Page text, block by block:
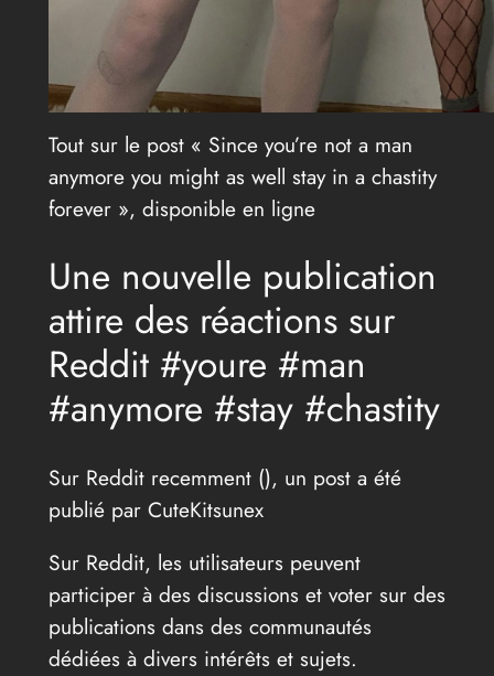
Tout sur le post « Since you’re not a man
anymore you might as well stay in a chastity
forever », disponible en ligne
Une nouvelle publication
attire des réactions sur
Reddit #youre #man
#anymore #stay #chastity
Sur Reddit recemment (), un post a été
publié par CuteKitsunex
Sur Reddit, les utilisateurs peuvent
participer à des discussions et voter sur des
publications dans des communautés
dédiées à divers intérêts et sujets.